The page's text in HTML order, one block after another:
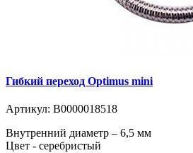
Гибкий переход Optimus mini
Артикул: В0000018518
Внутренний диаметр – 6,5 мм
Цвет - серебристый